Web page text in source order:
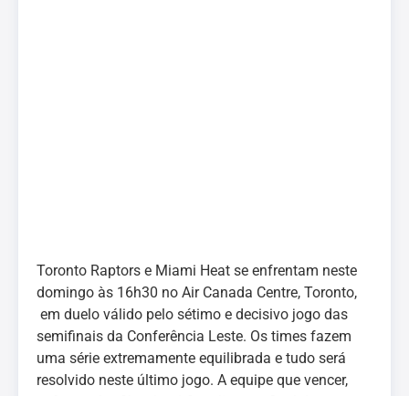
Toronto Raptors e Miami Heat se enfrentam neste
domingo às 16h30 no Air Canada Centre, Toronto,
em duelo válido pelo sétimo e decisivo jogo das
semifinais da Conferência Leste. Os times fazem
uma série extremamente equilibrada e tudo será
resolvido neste último jogo. A equipe que vencer,